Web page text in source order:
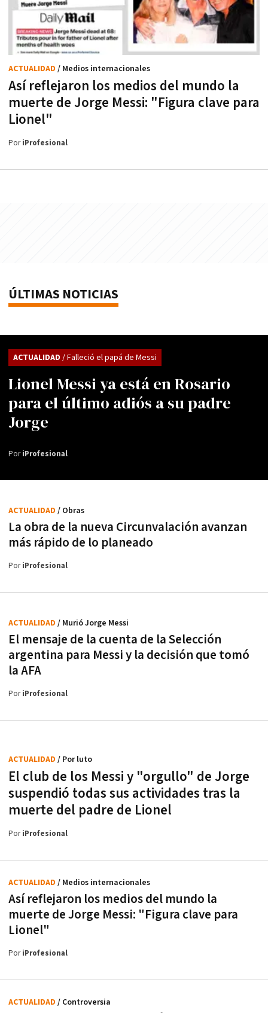
Así reflejaron los medios del mundo la
muerte de Jorge Messi: "Figura clave para
Lionel"
ACTUALIDAD / Medios internacionales
PoriProfesional
ÚLTIMAS NOTICIAS
Lionel Messi ya está en Rosario
para el último adiós a su padre
Jorge
ACTUALIDAD / Falleció el papá de Messi
PoriProfesional
La obra de la nueva Circunvalación avanzan
más rápido de lo planeado
ACTUALIDAD / Obras
PoriProfesional
El mensaje de la cuenta de la Selección
argentina para Messi y la decisión que tomó
la AFA
ACTUALIDAD / Murió Jorge Messi
PoriProfesional
El club de los Messi y "orgullo" de Jorge
suspendió todas sus actividades tras la
muerte del padre de Lionel
ACTUALIDAD / Por luto
PoriProfesional
Así reflejaron los medios del mundo la
muerte de Jorge Messi: "Figura clave para
Lionel"
ACTUALIDAD / Medios internacionales
PoriProfesional
ACTUALIDAD / Controversia